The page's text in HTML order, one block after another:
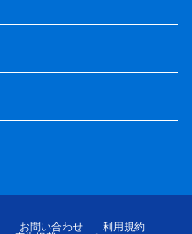
お問い合わせ
利用規約